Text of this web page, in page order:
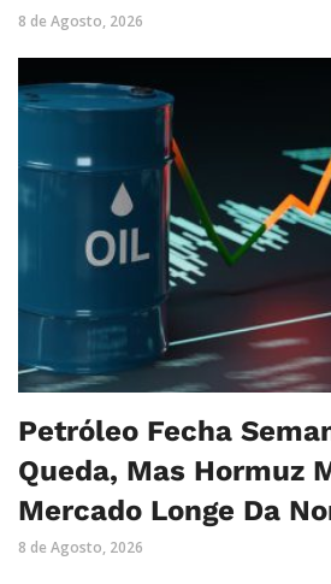
8 de Agosto, 2026
Petróleo Fecha
Queda, Mas Hormuz
Mercado Longe Da
8 de Agosto, 2026